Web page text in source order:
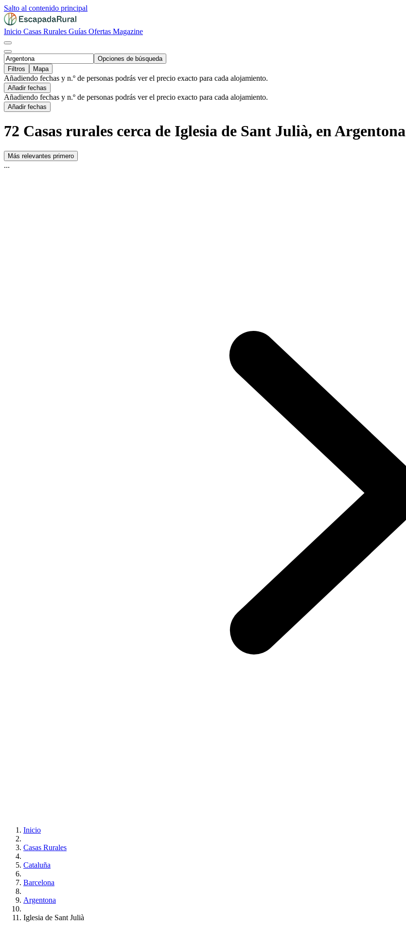
Salto al contenido principal
Inicio Casas Rurales Guías Ofertas Magazine
Opciones de búsqueda
Filtros
Mapa
Añadiendo fechas y n.º de personas podrás ver el precio exacto para cada alojamiento.
Añadir fechas
Añadiendo fechas y n.º de personas podrás ver el precio exacto para cada alojamiento.
Añadir fechas
72 Casas rurales cerca de Iglesia de Sant Julià, en Argentona
Más relevantes primero
...
Inicio
Casas Rurales
Cataluña
Barcelona
Argentona
Iglesia de Sant Julià